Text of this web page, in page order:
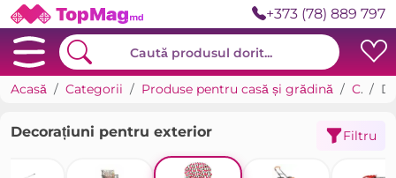
+373 (78) 889 797
Acasă Categorii Produse pentru casă și grădină Casa de tara, grădină și legumicultură Decorațiuni pentru exterior
Decorațiuni pentru exterior Filtru